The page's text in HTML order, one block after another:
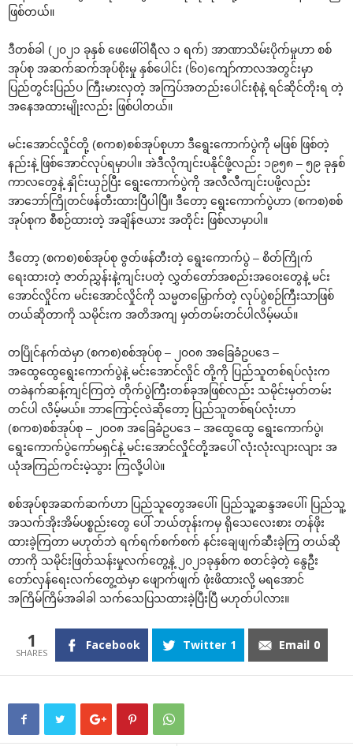
ဖြစ်တယ်။
ဒီတစ်ခါ (၂၀၂၁ ခုနှစ် ဖေဖေါ်ဝါရီလ ၁ ရက်) အာဏာသိမ်းပိုက်မှုဟာ စစ်
အုပ်စု အဆက်ဆက်အုပ်စိုးမှု နှစ်ပေါင်း (၆၀)ကျော်ကာလအတွင်းမှာ
ပြည်တွင်းပြည်ပ ကြီးမားလှတဲ့ အကြပ်အတည်းပေါင်းစုံနဲ့ ရင်ဆိုင်တိုးရ တဲ့
အနေအထားမျိုးလည်း ဖြစ်ပါတယ်။
မင်းအောင်လှိုင်တို့ (စကစ)စစ်အုပ်စုဟာ ဒီရွေးကောက်ပွဲကို မဖြစ် ဖြစ်တဲ့
နည်းနဲ့ ဖြစ်အောင်လုပ်ရမှာပါ။ အဲဒီလိုကျင်းပနိုင်ဖို့လည်း ၁၉၅၈ – ၅၉ ခုနှစ်
ကာလတွေနဲ့ နှိုင်းယှဉ်ပြီး ရွေးကောက်ပွဲကို အလီလီကျင်းပဖို့လည်း
အာဘော်ကြိုတင်ဖန်တီးထားပြီပါပြီ။ ဒီတော့ ရွေးကောက်ပွဲဟာ (စကစ)စစ်
အုပ်စုက စီစဉ်ထားတဲ့ အချိန်ဇယား အတိုင်း ဖြစ်လာမှာပါ။
ဒီတော့ (စကစ)စစ်အုပ်စု ဇွတ်ဖန်တီးတဲ့ ရွေးကောက်ပွဲ – စိတ်ကြိုက်
ရေးထားတဲ့ ဇာတ်ညွှန်းနဲ့ကျင်းပတဲ့ လွှတ်တော်အစည်းအဝေးတွေနဲ့ မင်း
အောင်လှိုင်က မင်းအောင်လှိုင်ကို သမ္မတမြှောက်တဲ့ လုပ်ပွဲစဉ်ကြီးသာဖြစ်
တယ်ဆိုတာကို သမိုင်းက အတိအကျ မှတ်တမ်းတင်ပါလိမ့်မယ်။
တပြိုင်နက်ထဲမှာ (စကစ)စစ်အုပ်စု – ၂၀၀၈ အခြေခံဥပဒေ –
အထွေထွေရွေးကောက်ပွဲနဲ့ မင်းအောင်လှိုင် တို့ကို ပြည်သူတစ်ရပ်လုံးက
တခဲနက်ဆန့်ကျင်ကြတဲ့ တိုက်ပွဲကြီးတစ်ခုအဖြစ်လည်း သမိုင်းမှတ်တမ်း
တင်ပါ လိမ့်မယ်။ ဘာကြောင့်လဲဆိုတော့ ပြည်သူတစ်ရပ်လုံးဟာ
(စကစ)စစ်အုပ်စု – ၂၀၀၈ အခြေခံဥပဒေ – အထွေထွေ ရွေးကောက်ပွဲ၊
ရွေးကောက်ပွဲကော်မရှင်နဲ့ မင်းအောင်လှိုင်တို့အပေါ် လုံးလုံးလျားလျား အ
ယုံအကြည်ကင်းမဲ့သွား ကြလို့ပါပဲ။
စစ်အုပ်စုအဆက်ဆက်ဟာ ပြည်သူတွေအပေါ်၊ ပြည်သူ့ဆန္ဒအပေါ်၊ ပြည်သူ့
အသက်အိုးအိမ်ပစ္စည်းတွေ ပေါ် ဘယ်တုန်းကမှ ရိုသေလေးစား တန်ဖိုး
ထားခဲ့ကြတာ မဟုတ်ဘဲ ရက်ရက်စက်စက် နင်းချေဖျက်ဆီးခဲ့ကြ တယ်ဆို
တာကို သမိုင်းဖြတ်သန်းမှုလက်တွေ့နဲ့ ၂၀၂၁ခုနှစ်က စတင်ခဲ့တဲ့ နွေဦး
တော်လှန်ရေးလက်တွေ့ထဲမှာ ဖျောက်ဖျက် ဖုံးဖိထားလို့ မရအောင်
အကြိမ်ကြိမ်အခါခါ သက်သေပြသထားခဲ့ပြီးပြီ မဟုတ်ပါလား။
1 Facebook Twitter 1 Email 0